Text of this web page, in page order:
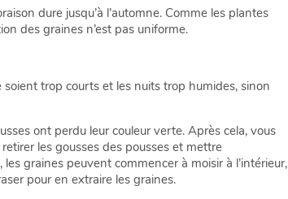
dure jusqu’à l’automne. Comme les plantes
des graines n’est pas uniforme.
trop courts et les nuits trop humides, sinon
ont perdu leur couleur verte. Après cela, vous
les gousses des pousses et mettre
graines peuvent commencer à moisir à l’intérieur,
pour en extraire les graines.